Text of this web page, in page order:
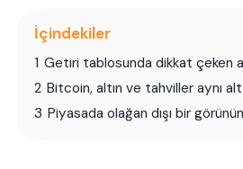
İçindekiler
1 Getiri tablosunda dikkat çeken
2 Bitcoin, altın ve tahviller aynı
3 Piyasada olağan dışı bir